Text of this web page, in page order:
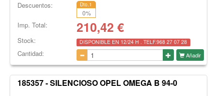
Descuentos:
Dto.1
0%
Imp. Total: 210,42 €
Stock: DISPONIBLE EN 12/24 H . TELF.968 27 07 28
Cantidad: Añadir
185357 - SILENCIOSO OPEL OMEGA B 94-0